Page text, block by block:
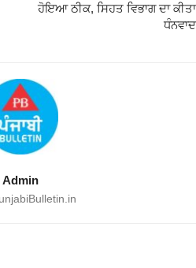
ਹੋਇਆ ਠੀਕ, ਸਿਹਤ ਵਿਭਾਗ ਦਾ ਕੀਤਾ
ਧੰਨਵਾਦ
Admin